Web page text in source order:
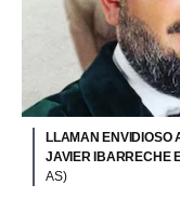
LLAMAN ENVIDIOSO
JAVIER IBARRECHE
AS)